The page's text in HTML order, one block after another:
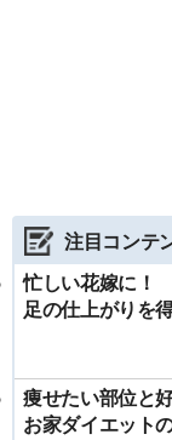
注目コンテ
忙しい花嫁に！
足の仕上がりを
痩せたい部位と
お家ダイエット